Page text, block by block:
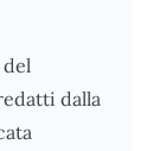
dalla